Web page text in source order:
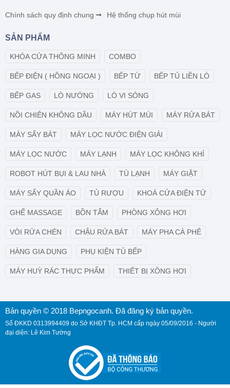
Chính sách quy định chung Hệ thống chụp hút mùi
SẢN PHẨM
KHÓA CỬA THÔNG MINH COMBO
BẾP ĐIỆN ( HỒNG NGOẠI ) BẾP TỪ BẾP TỦ LIỀN LÒ
BẾP GAS LÒ NƯỚNG LÒ VI SÓNG
NỒI CHIÊN KHÔNG DẦU MÁY HÚT MÙI MÁY RỬA BÁT
MÁY SẤY BÁT MÁY LỌC NƯỚC ĐIỆN GIẢI
MÁY LỌC NƯỚC MÁY LẠNH MÁY LỌC KHÔNG KHÍ
ROBOT HÚT BỤI & LAU NHÀ TỦ LẠNH MÁY GIẶT
MÁY SẤY QUẦN ÁO TỦ RƯỢU KHOÁ CỬA ĐIỆN TỬ
GHẾ MASSAGE BỒN TẮM PHÒNG XÔNG HƠI
VÒI RỬA CHÉN CHẬU RỬA BÁT MÁY PHA CÀ PHÊ
HÀNG GIA DỤNG PHỤ KIỆN TỦ BẾP
MÁY HUỲ RÁC THỰC PHẨM THIẾT BỊ XÔNG HƠI
Bản quyền © 2018 Bepngocanh. Đã đăng ký bản quyền.
Số ĐKKD 0313994409 do Sở KHĐT Tp. HCM cấp ngày 05/09/2016 - Người
đại diện: Lê Kim Tường